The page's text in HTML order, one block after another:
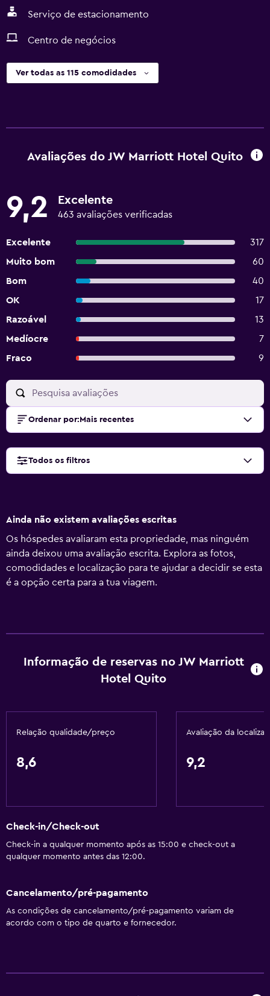
Serviço de estacionamento
Centro de negócios
Ver todas as 115 comodidades
Avaliações do JW Marriott Hotel Quito
9,2 Excelente
463 avaliações verificadas
Excelente
317
Muito bom
60
Bom
40
OK
17
Razoável
13
Medíocre
7
Fraco
9
Ordenar por: Mais recentes
Todos os filtros
Ainda não existem avaliações escritas
Os hóspedes avaliaram esta propriedade, mas ninguém
ainda deixou uma avaliação escrita. Explora as fotos,
comodidades e localização para te ajudar a decidir se esta
é a opção certa para a tua viagem.
Informação de reservas no JW Marriott
Hotel Quito
Relação qualidade/preço
8,6
Avaliação da
9,2
Check-in/Check-out
Check-in a qualquer momento após as 15:00 e check-out a
qualquer momento antes das 12:00.
Cancelamento/pré-pagamento
As condições de cancelamento/pré-pagamento variam de
acordo com o tipo de quarto e fornecedor.